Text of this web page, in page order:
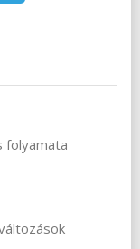
folyamata